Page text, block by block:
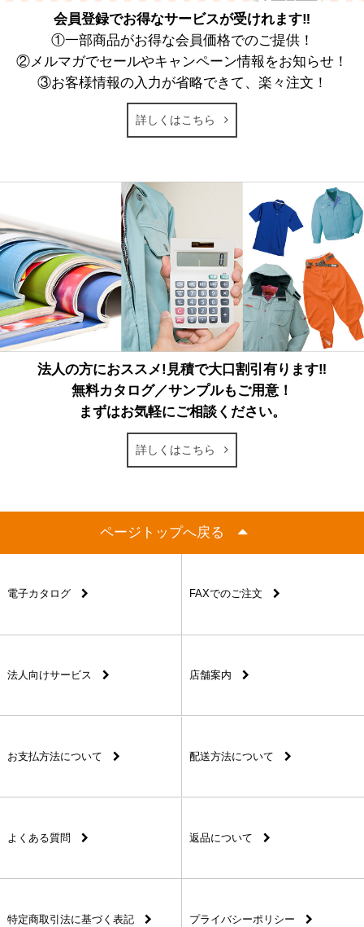
会員登録でお得なサービスが受けれます‼
①一部商品がお得な会員価格でのご提供！
②メルマガでセールやキャンペーン情報をお知らせ！
③お客様情報の入力が省略できて、楽々注文！
詳しくはこちら
法人の方におススメ!見積で大口割引有ります‼
無料カタログ／サンプルもご用意！
まずはお気軽にご相談ください。
詳しくはこちら
ページトップへ戻る
電子カタログ FAXでのご注文
法人向けサービス 店舗案内
お支払方法について 配送方法について
よくある質問 返品について
特定商取引法に基づく表記 プライバシーポリシー